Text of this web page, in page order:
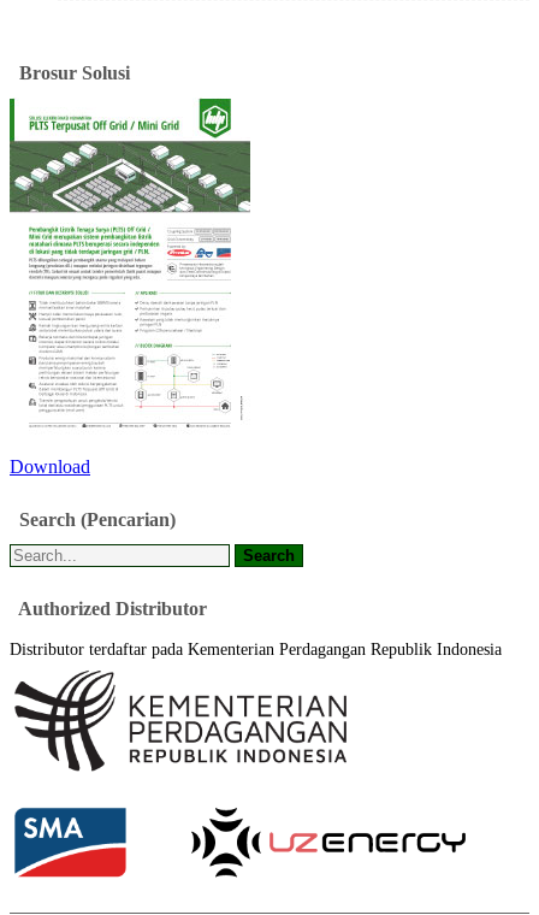
Brosur Solusi
Download
Search (Pencarian)
Authorized Distributor
Distributor terdaftar pada Kementerian Perdagangan Republik Indonesia